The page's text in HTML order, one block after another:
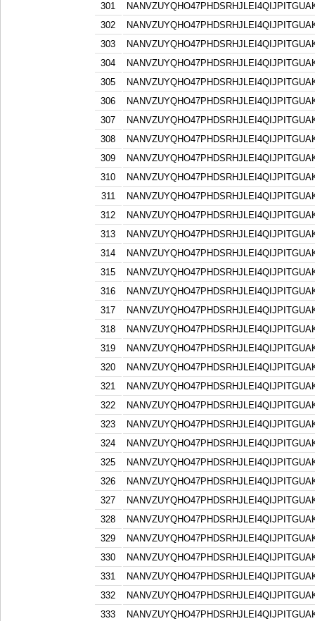
301
302
303
304
305
306
307
308
309
310
311
312
313
314
315
316
317
318
319
320
321
322
323
324
325
326
327
328
329
330
331
332
333